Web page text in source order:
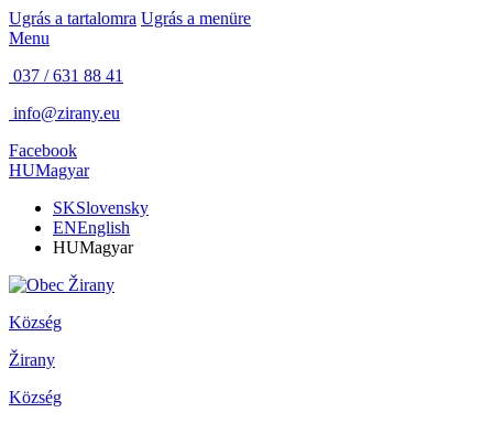
Ugrás a tartalomra Ugrás a menüre
Menu
037 / 631 88 41
info@zirany.eu
Facebook
HUMagyar
SKSlovensky
ENEnglish
HUMagyar
Község
Žirany
Község